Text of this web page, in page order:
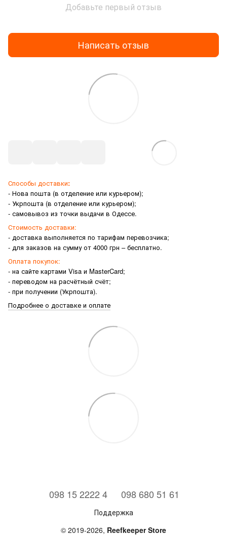
Добавьте первый отзыв
Написать отзыв
Способы доставки:
- Нова пошта (в отделение или курьером);
- Укрпошта (в отделение или курьером);
- самовывоз из точки выдачи в Одессе.
Стоимость доставки:
- доставка выполняется по тарифам перевозчика;
- для заказов на сумму от 4000 грн – бесплатно.
Оплата покупок:
- на сайте картами Visa и MasterCard;
- переводом на расчётный счёт;
- при получении (Укрпошта).
Подробнее о доставке и оплате
⠀098 15 2222 4 ⠀098 680 51 61
Поддержка
© 2019-2026, Reefkeeper Store